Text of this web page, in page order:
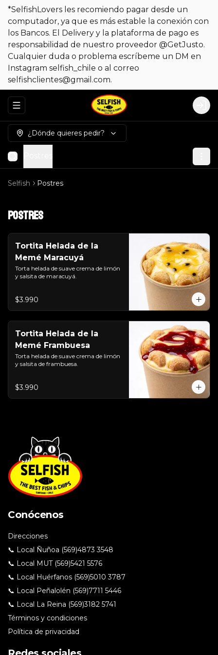
*SelfishLovers les recomiendo pagar desde un
computador, ya que es más estable la conexión con
los Bancos. El Delivery y la plataforma de pago es
responsabilidad de nuestro proveedor @GetJusto.
Cualquier duda o problema escríbeme un DM en
Instagram selfish_chile o al correo
selfishclientes@gmail.com.
Abrir menu de navegación
¿Dónde quieres pedir?
Selfish Postres
Postres
Tortita Helada de la
Memé Maracuyá
Torta helada de suave crema de limón
y salsita de maracuyá.
$3.990
Tortita Helada de la
Memé Frambuesa
Torta helada de suave crema de limón
y salsita de frambuesa.
$3.990
Conócenos
Direcciones
📞 Local Ñuñoa (569)4873 3548
📞 Local MUT (569)5421 5576
📞 Local Huérfanos (569)5010 3787
📞 Local Peñalolén (569)7711 5446
📞 Local La Reina (569)3182 5741
Términos y condiciones
Política de privacidad